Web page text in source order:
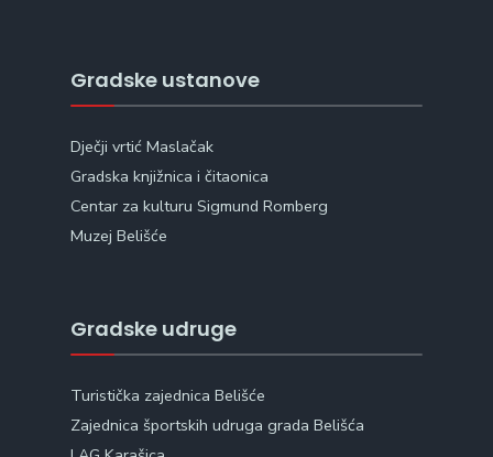
Gradske ustanove
Dječji vrtić Maslačak
Gradska knjižnica i čitaonica
Centar za kulturu Sigmund Romberg
Muzej Belišće
Gradske udruge
Turistička zajednica Belišće
Zajednica športskih udruga grada Belišća